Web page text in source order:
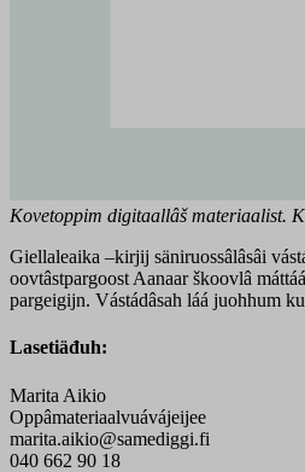
Kovetoppim digitaallâš materiaalist.
Giellaleaika –kirjij säniruossâlâsâi
oovtâstpargoost Aanaar škoovlâ
pargeigijn. Vástádâsah láá juohhum
Lasetiäđuh:
Marita Aikio
Oppâmateriaalvuávájeijee
marita.aikio@samediggi.fi
040 662 90 18